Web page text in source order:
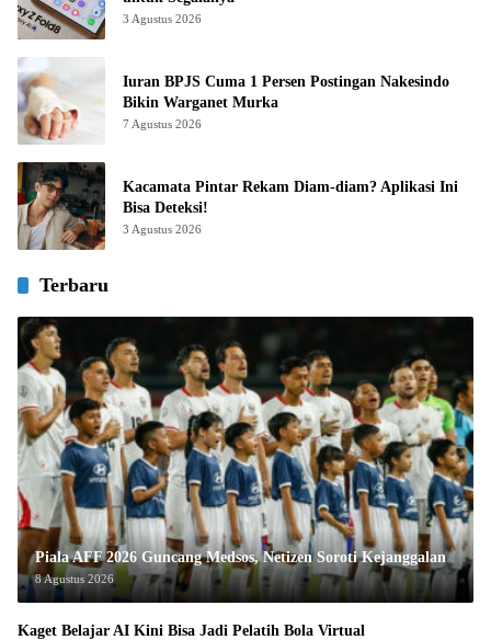
3 Agustus 2026
Iuran BPJS Cuma 1 Persen Postingan Nakesindo
Bikin Warganet Murka
7 Agustus 2026
Kacamata Pintar Rekam Diam-diam? Aplikasi Ini
Bisa Deteksi!
3 Agustus 2026
Terbaru
Piala AFF 2026 Guncang Medsos, Netizen Soroti Kejanggalan
8 Agustus 2026
Kaget Belajar AI Kini Bisa Jadi Pelatih Bola Virtual